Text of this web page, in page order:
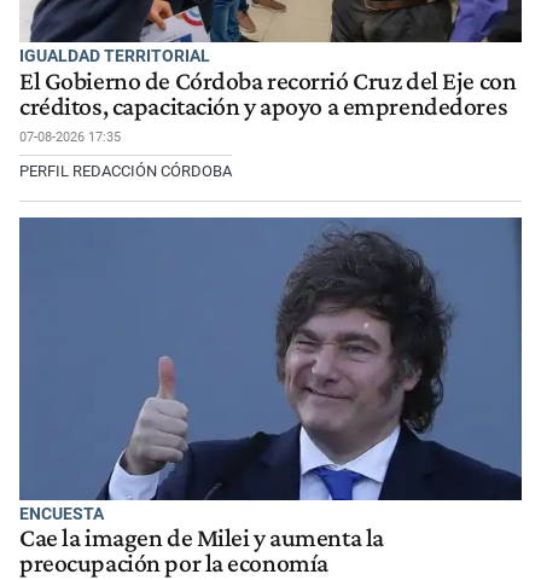
IGUALDAD TERRITORIAL
El Gobierno de Córdoba recorrió Cruz del Eje con
créditos, capacitación y apoyo a emprendedores
07-08-2026 17:35
PERFIL REDACCIÓN CÓRDOBA
ENCUESTA
Cae la imagen de Milei y aumenta la
preocupación por la economía